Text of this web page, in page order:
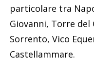
particolare tra
Giovanni, Torre del
Sorrento, Vico
Castellammare.